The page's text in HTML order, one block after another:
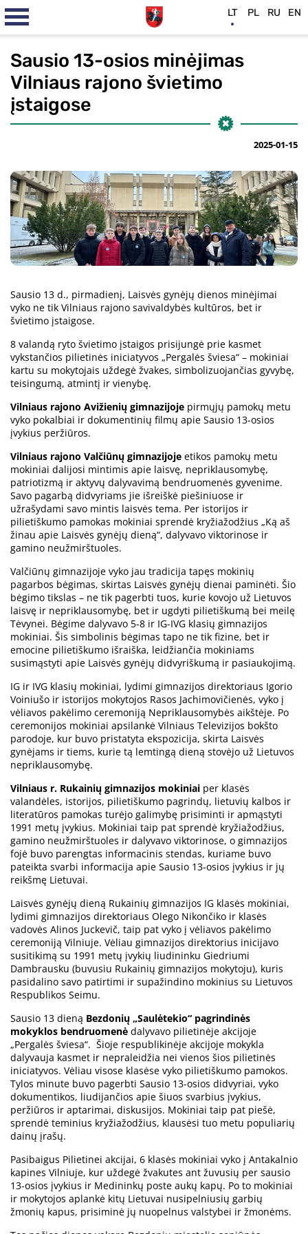
Sausio 13-osios minėjimas
Vilniaus rajono švietimo
įstaigose
2025-01-15
Sausio 13 d., pirmadienį, Laisvės gynėjų dienos minėjimai
vyko ne tik Vilniaus rajono savivaldybės kultūros, bet ir
švietimo įstaigose.
8 valandą ryto švietimo įstaigos prisijungė prie kasmet
vykstančios pilietinės iniciatyvos „Pergalės šviesa“ – mokiniai
kartu su mokytojais uždegė žvakes, simbolizuojančias gyvybę,
teisingumą, atmintį ir vienybę.
Vilniaus rajono Avižienių gimnazijoje pirmųjų pamokų metu
vyko pokalbiai ir dokumentinių filmų apie Sausio 13-osios
įvykius peržiūros.
Vilniaus rajono Valčiūnų gimnazijoje etikos pamokų metu
mokiniai dalijosi mintimis apie laisvę, nepriklausomybę,
patriotizmą ir aktyvų dalyvavimą bendruomenės gyvenime.
Savo pagarbą didvyriams jie išreiškė piešiniuose ir
užrašydami savo mintis laisvės tema. Per istorijos ir
pilietiškumo pamokas mokiniai sprendė kryžiažodžius „Ką aš
žinau apie Laisvės gynėjų dieną“, dalyvavo viktorinose ir
gamino neužmirštuoles.
Valčiūnų gimnazijoje vyko jau tradicija tapęs mokinių
pagarbos bėgimas, skirtas Laisvės gynėjų dienai paminėti. Šio
bėgimo tikslas – ne tik pagerbti tuos, kurie kovojo už Lietuvos
laisvę ir nepriklausomybę, bet ir ugdyti pilietiškumą bei meilę
Tėvynei. Bėgime dalyvavo 5-8 ir IG-IVG klasių gimnazijos
mokiniai. Šis simbolinis bėgimas tapo ne tik fizine, bet ir
emocine pilietiškumo išraiška, leidžiančia mokiniams
susimąstyti apie Laisvės gynėjų didvyriškumą ir pasiaukojimą.
IG ir IVG klasių mokiniai, lydimi gimnazijos direktoriaus Igorio
Voiniušo ir istorijos mokytojos Rasos Jachimovičienės, vyko į
vėliavos pakėlimo ceremoniją Nepriklausomybės aikštėje. Po
ceremonijos mokiniai apsilankė Vilniaus Televizijos bokšto
parodoje, kur buvo pristatyta ekspozicija, skirta Laisvės
gynėjams ir tiems, kurie tą lemtingą dieną stovėjo už Lietuvos
nepriklausomybę.
Vilniaus r. Rukainių gimnazijos mokiniai per klasės
valandėles, istorijos, pilietiškumo pagrindų, lietuvių kalbos ir
literatūros pamokas turėjo galimybę prisiminti ir apmąstyti
1991 metų įvykius. Mokiniai taip pat sprendė kryžiažodžius,
gamino neužmirštuoles ir dalyvavo viktorinose, o gimnazijos
fojė buvo parengtas informacinis stendas, kuriame buvo
pateikta svarbi informacija apie Sausio 13-osios įvykius ir jų
reikšmę Lietuvai.
Laisvės gynėjų dieną Rukainių gimnazijos IG klasės mokiniai,
lydimi gimnazijos direktoriaus Olego Nikončiko ir klasės
vadovės Alinos Juckevič, taip pat vyko į vėliavos pakėlimo
ceremoniją Vilniuje. Vėliau gimnazijos direktorius inicijavo
susitikimą su 1991 metų įvykių liudininku Giedriumi
Dambrausku (buvusiu Rukainių gimnazijos mokytoju), kuris
pasidalino savo patirtimi ir supažindino mokinius su Lietuvos
Respublikos Seimu.
Sausio 13 dieną Bezdonių „Saulėtekio“ pagrindinės
mokyklos bendruomenė dalyvavo pilietinėje akcijoje
„Pergalės šviesa“. Šioje respublikinėje akcijoje mokykla
dalyvauja kasmet ir nepraleidžia nei vienos šios pilietinės
iniciatyvos. Vėliau visose klasėse vyko pilietiškumo pamokos.
Tylos minute buvo pagerbti Sausio 13-osios didvyriai, vyko
dokumentikos, liudijančios apie šiuos svarbius įvykius,
peržiūros ir aptarimai, diskusijos. Mokiniai taip pat piešė,
sprendė teminius kryžiažodžius, klausėsi tuo metu populiarių
dainų įrašų.
Pasibaigus Pilietinei akcijai, 6 klasės mokiniai vyko į Antakalnio
kapines Vilniuje, kur uždegė žvakutes ant žuvusių per sausio
13-osios įvykius ir Medininkų poste aukų kapų. Po to mokiniai
ir mokytojos aplankė kitų Lietuvai nusipelniusių garbių
žmonių kapus, prisiminė jų nuopelnus valstybei ir žmonėms.
LT PL RU EN